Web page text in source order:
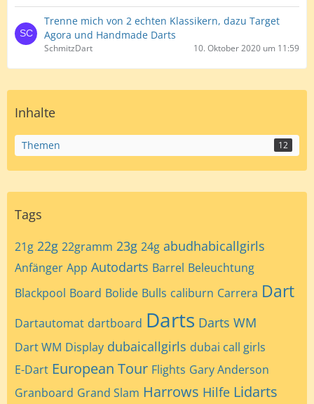
Trenne mich von 2 echten Klassikern, dazu Target
Agora und Handmade Darts
SchmitzDart 10. Oktober 2020 um 11:59
Inhalte
Themen 12
Tags
21g 22g 22gramm 23g 24g abudhabicallgirls
Anfänger App Autodarts Barrel Beleuchtung
Blackpool Board Bolide Bulls caliburn Carrera Dart
Dartautomat dartboard Darts Darts WM
Dart WM Display dubaicallgirls dubai call girls
E-Dart European Tour Flights Gary Anderson
Granboard Grand Slam Harrows Hilfe Lidarts